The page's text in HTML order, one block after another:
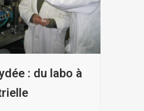
: du labo à